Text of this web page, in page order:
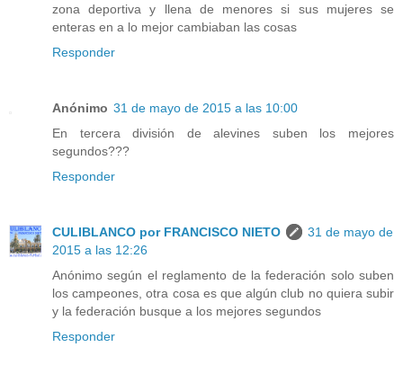
zona deportiva y llena de menores si sus mujeres se
enteras en a lo mejor cambiaban las cosas
Responder
Anónimo 31 de mayo de 2015 a las 10:00
En tercera división de alevines suben los mejores
segundos???
Responder
CULIBLANCO por FRANCISCO NIETO
31 de mayo de
2015 a las 12:26
Anónimo según el reglamento de la federación solo suben
los campeones, otra cosa es que algún club no quiera subir
y la federación busque a los mejores segundos
Responder